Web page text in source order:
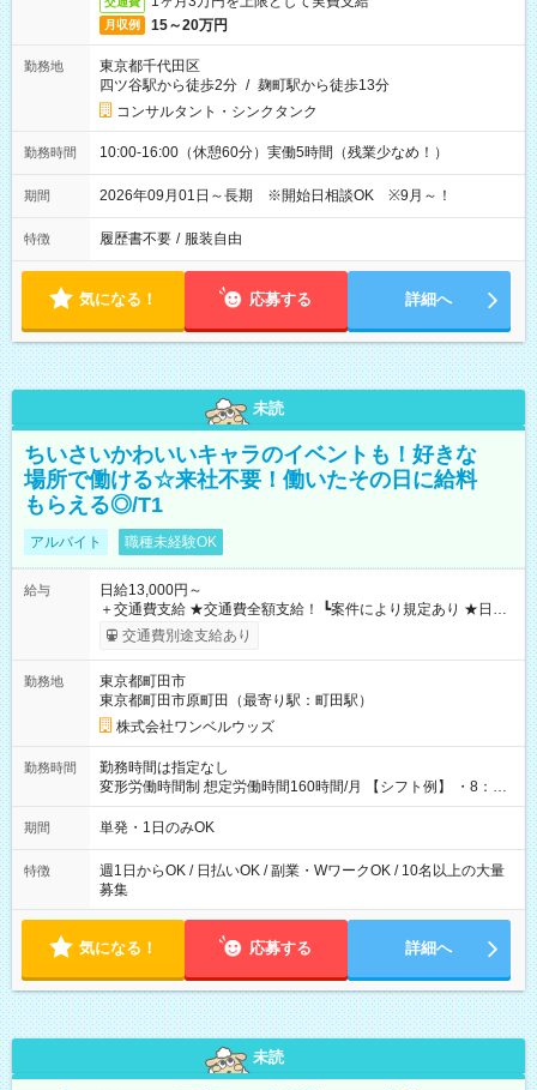
月収例 15～20万円
勤務地
東京都千代田区
四ツ谷駅から徒歩2分 / 麹町駅から徒歩13分
コンサルタント・シンクタンク
勤務時間 10:00-16:00（休憩60分）実働5時間（残業少なめ！）
期間 2026年09月01日～長期 ※開始日相談OK ※9月～！
特徴 履歴書不要 / 服装自由
気になる！ 応募する 詳細へ
未読
ちいさいかわいいキャラのイベントも！好きな
場所で働ける☆来社不要！働いたその日に給料
もらえる◎/T1
アルバイト 職種未経験OK
給与
日給13,000円～
＋交通費支給 ★交通費全額支給！ ┗案件により規定あり ★日払
いOK！（規定あり） ┗働いたその日に現金GET♪ お仕事後はコ
ンビニATMから 日払い分を引き落とせます！ 【試用期間】試
交通費別途支給あり
勤務地
東京都町田市
東京都町田市原町田（最寄り駅：町田駅）
株式会社ワンベルウッズ
勤務時間
勤務時間は指定なし
変形労働時間制 想定労働時間160時間/月 【シフト例】 ・8：00
～21：00
期間 単発・1日のみOK
特徴
週1日からOK / 日払いOK / 副業・WワークOK / 10名以上の大量
募集
気になる！ 応募する 詳細へ
未読